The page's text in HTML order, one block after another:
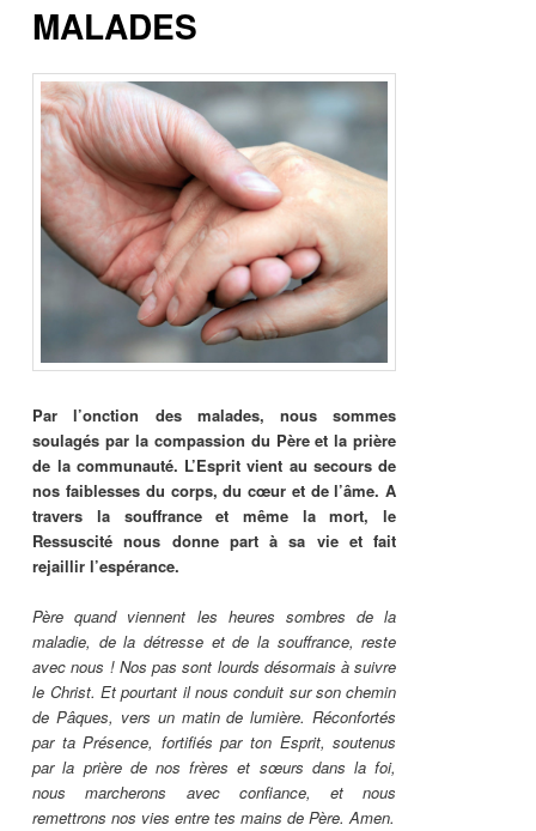
MALADES
Par l’onction des malades, nous sommes
soulagés par la compassion du Père et la prière
de la communauté. L’Esprit vient au secours de
nos faiblesses du corps, du cœur et de l’âme. A
travers la souffrance et même la mort, le
Ressuscité nous donne part à sa vie et fait
rejaillir l’espérance.
Père quand viennent les heures sombres de la
maladie, de la détresse et de la souffrance, reste
avec nous ! Nos pas sont lourds désormais à suivre
le Christ. Et pourtant il nous conduit sur son chemin
de Pâques, vers un matin de lumière. Réconfortés
par ta Présence, fortifiés par ton Esprit, soutenus
par la prière de nos frères et sœurs dans la foi,
nous marcherons avec confiance, et nous
remettrons nos vies entre tes mains de Père. Amen.